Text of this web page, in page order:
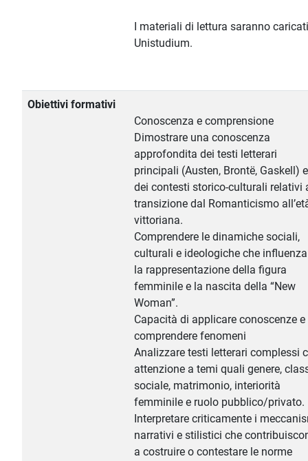
I materiali di lettura saranno
Unistudium.
Obiettivi formativi
Conoscenza e comprensione
Dimostrare una conoscenza
approfondita dei testi letterari
principali (Austen, Brontë, Gaskell) e
dei contesti storico-culturali relativi
transizione dal Romanticismo
vittoriana.
Comprendere le dinamiche sociali,
culturali e ideologiche che
la rappresentazione della figura
femminile e la nascita della “New
Woman”.
Capacità di applicare conoscenze e
comprendere fenomeni
Analizzare testi letterari complessi
attenzione a temi quali genere,
sociale, matrimonio, interiorità
femminile e ruolo pubblico/privato.
Interpretare criticamente i
narrativi e stilistici che
a costruire o contestare le norme